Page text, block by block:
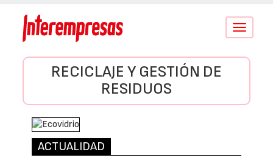
Conmutar
RECICLAJE Y GESTIÓN DE
RESIDUOS
ACTUALIDAD